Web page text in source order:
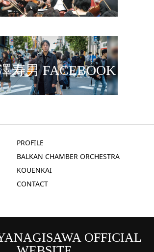
寿男 FACEBOOK
PROFILE
BALKAN CHAMBER ORCHESTRA
KOUENKAI
CONTACT
OFFICIAL